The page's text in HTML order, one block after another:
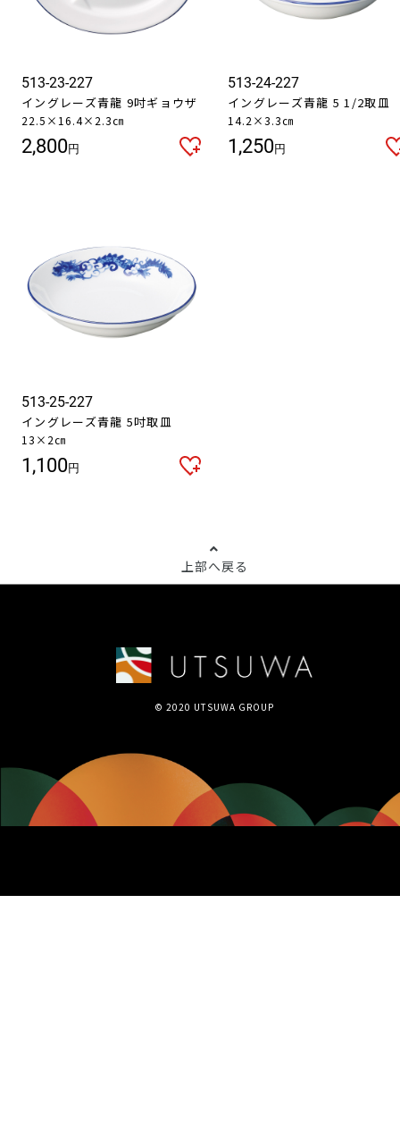
513-23-227
イングレーズ青龍 9吋ギョウザ
22.5×16.4×2.3㎝
2,800円
513-24-227
イングレーズ青龍 5 1/2取皿
14.2×3.3㎝
1,250円
513-25-227
イングレーズ青龍 5吋取皿
13×2㎝
1,100円
上部へ戻る
© 2020 UTSUWA GROUP